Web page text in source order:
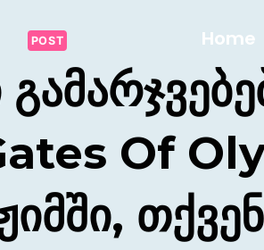
Home
POST
Of